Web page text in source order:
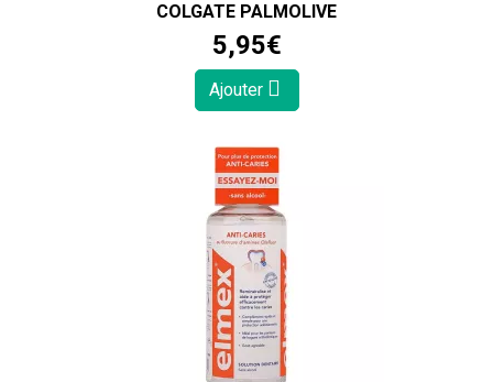
COLGATE PALMOLIVE
5,95€
Ajouter